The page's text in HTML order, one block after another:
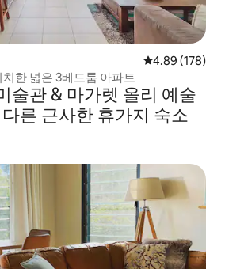
평점 4.89점(5
4.89 (178)
한 넓은 3베드룸 아파트
술관 & 마가렛 올리 예술
른 근사한 휴가지 숙소